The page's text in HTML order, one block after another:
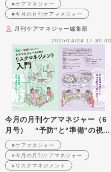
#ケアマネジャー
#今月の月刊ケアマネジャー
月刊ケアマネジャー編集部
2025/04/24 17:39:00
今月の月刊ケアマネジャー（6
月号） “予防”と“準備”の視点
から考える ケアマネジャーの
ためのリスクマネジメント入門
#ケアマネジャー
#今月の月刊ケアマネジャー
#リスクマネジメント